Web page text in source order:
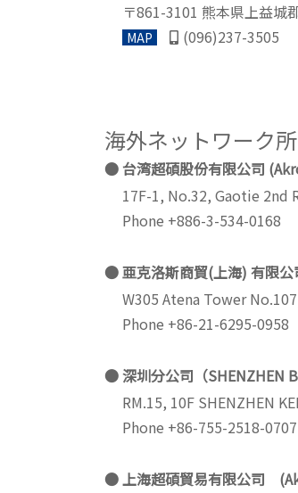
〒861-3101 熊本県上益城
MAP (096)237-3505
海外ネットワーク
台湾超碩股份有限公司
17F-1, No.32, Gaotie 2nd
Phone +886-3-534-0168
亜克洛斯商貿(上海) 有限公
W305 Atena Tower
Phone +86-21-6295-0958
深圳分公司（SHENZHEN
RM.15, 10F SHENZHEN
Phone +86-755-2518-0707
上海超碩貿易有限公司